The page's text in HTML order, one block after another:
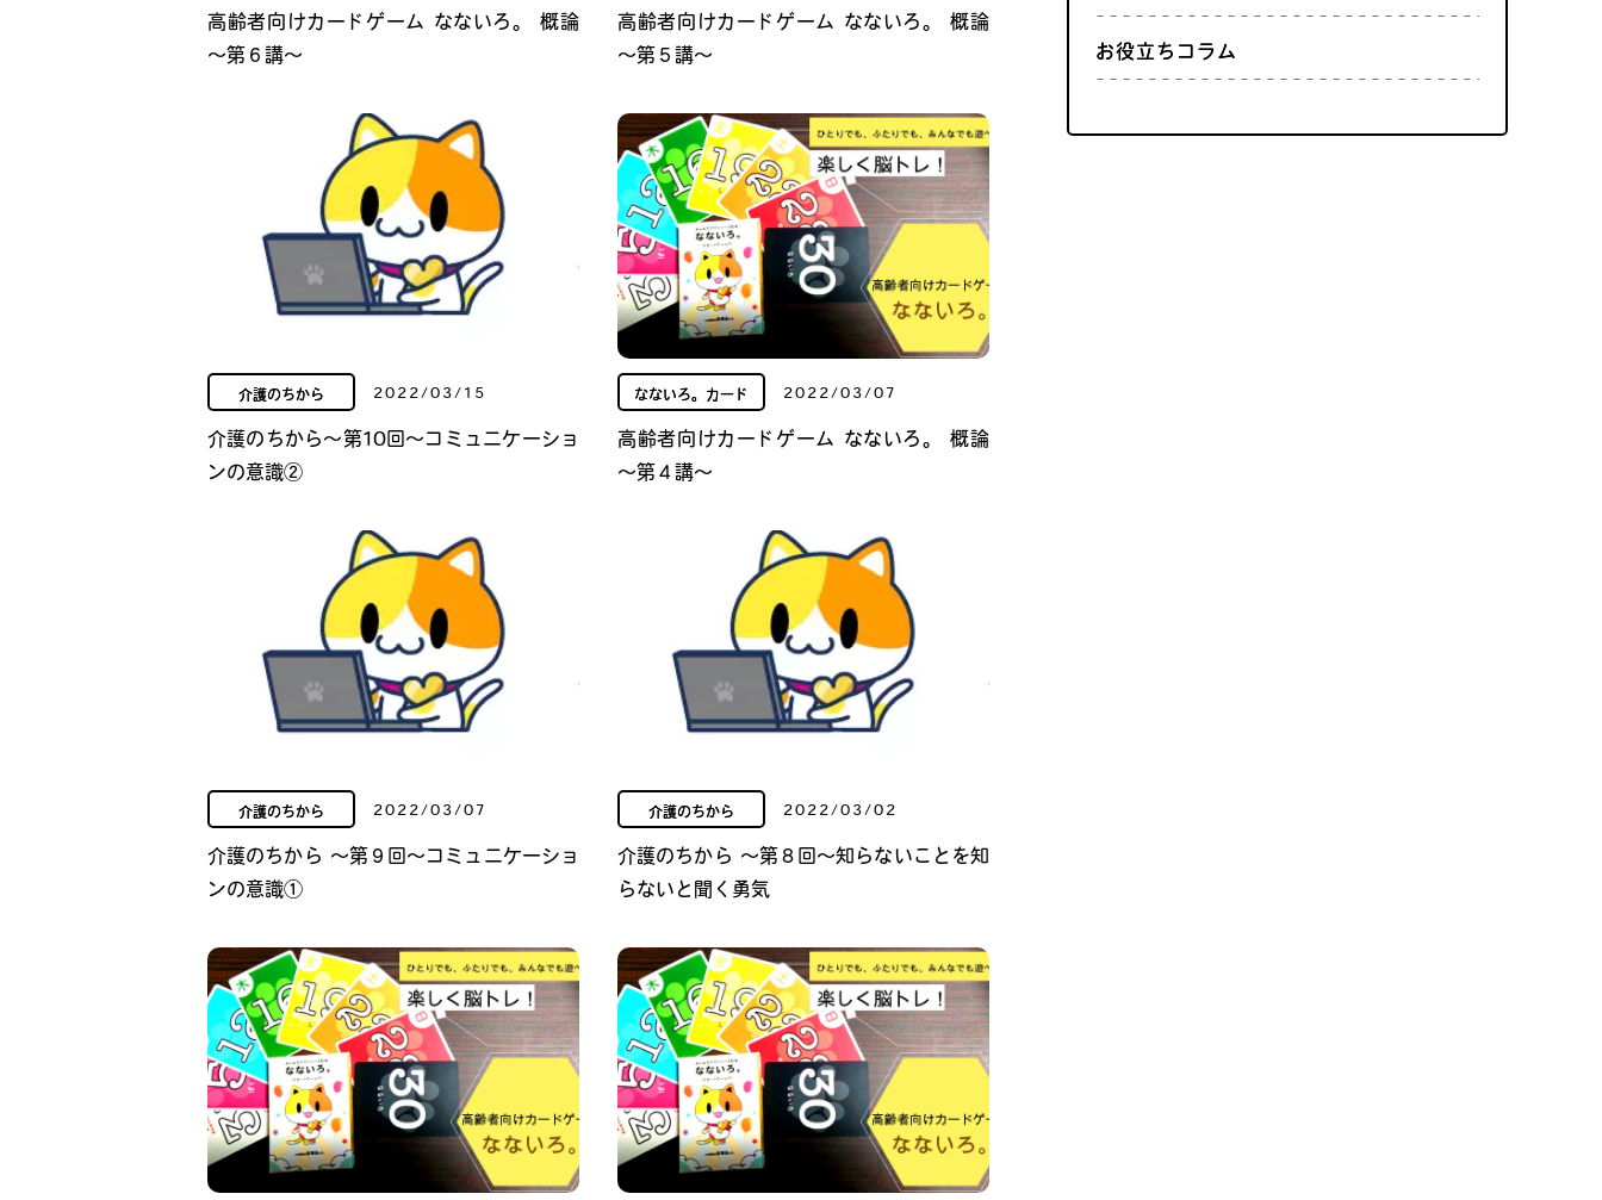
高齢者向けカードゲーム なないろ。 概論
～第６講～
高齢者向けカードゲーム なないろ。 概論
～第５講～
介護のちから 2022/03/15
介護のちから～第10回～コミュニケーショ
ンの意識②
なないろ。カード 2022/03/07
高齢者向けカードゲーム なないろ。 概論
～第４講～
介護のちから 2022/03/07
介護のちから ～第９回～コミュニケーショ
ンの意識①
介護のちから 2022/03/02
介護のちから ～第８回～知らないことを知
らないと聞く勇気
お役立ちコラム